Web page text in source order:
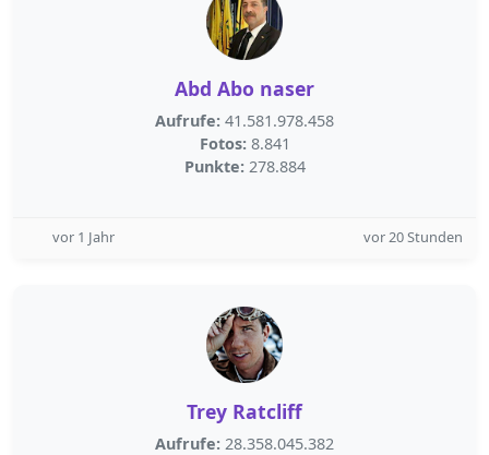
Abd Abo naser
Aufrufe: 41.581.978.458
Fotos: 8.841
Punkte: 278.884
vor 1 Jahr vor 20 Stunden
Trey Ratcliff
Aufrufe: 28.358.045.382